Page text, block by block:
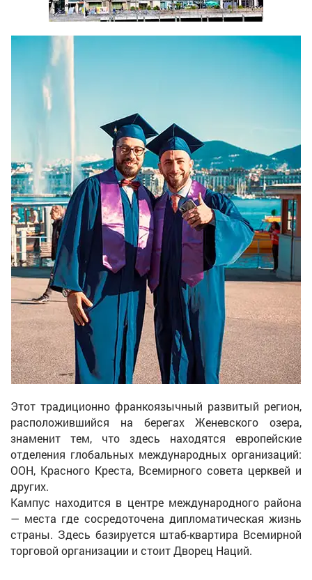
Этот традиционно франкоязычный развитый регион,
расположившийся на берегах Женевского озера,
знаменит тем, что здесь находятся европейские
отделения глобальных международных организаций:
ООН, Красного Креста, Всемирного совета церквей и
других.
Кампус находится в центре международного района
— места где сосредоточена дипломатическая жизнь
страны. Здесь базируется штаб-квартира Всемирной
торговой организации и стоит Дворец Наций.